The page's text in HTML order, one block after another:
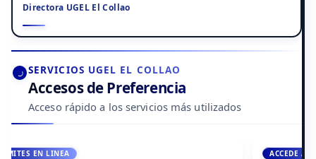
Directora UGEL El Collao
SERVICIOS UGEL EL COLLAO
Accesos de Preferencia
Acceso rápido a los servicios más utilizados
ACCEDE A AULA VIRTUAL